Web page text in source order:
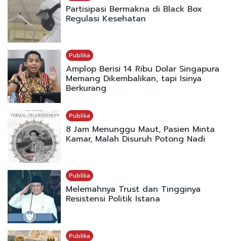
Partisipasi Bermakna di Black Box
Regulasi Kesehatan
Publika
Amplop Berisi 14 Ribu Dolar Singapura
Memang Dikembalikan, tapi Isinya
Berkurang
Publika
8 Jam Menunggu Maut, Pasien Minta
Kamar, Malah Disuruh Potong Nadi
Publika
Melemahnya Trust dan Tingginya
Resistensi Politik Istana
Publika